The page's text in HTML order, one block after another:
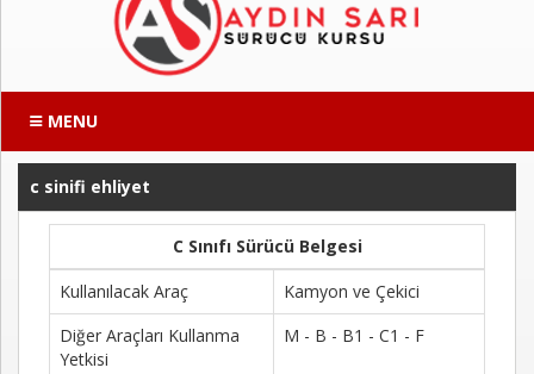
MENU
c sinifi ehliyet
C Sınıfı Sürücü Belgesi
Kullanılacak Araç
Kamyon ve Çekici
Diğer Araçları Kullanma
Yetkisi
M - B - B1 - C1 - F
Fiyatlarımız
Kursumuzdan
Ders
Videoları
Soruları
Online
Kayıt